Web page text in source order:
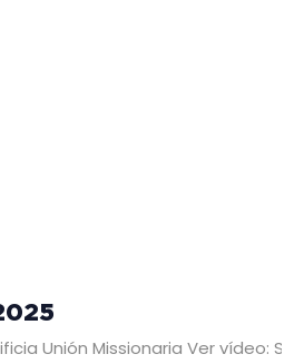
Unión Missionaria Ver vídeo: